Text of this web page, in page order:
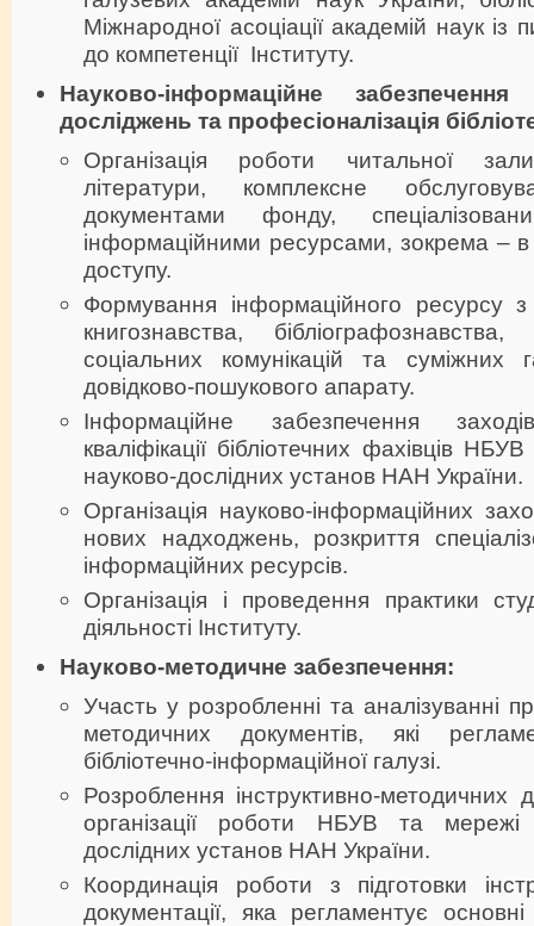
Міжнародної асоціації академій наук
до компетенції Інституту.
Науково-інформаційне забезпечення
досліджень та професіоналізація
Організація роботи читальної зали
літератури, комплексне
документами фонду,
інформаційними ресурсами, зокрема – в
доступу.
Формування інформаційного ресурсу з
книгознавства, бібліографознавства,
соціальних комунікацій та суміжних
довідково-пошукового апарату.
Інформаційне забезпечення
кваліфікації бібліотечних фахівців
науково-дослідних установ НАН України.
Організація науково-інформаційних
нових надходжень, розкриття
інформаційних ресурсів.
Організація і проведення практики
діяльності Інституту.
Науково-методичне забезпечення:
Участь у розробленні та аналізуванні
методичних документів, які
бібліотечно-інформаційної галузі.
Розроблення інструктивно-методичних
організації роботи НБУВ та мережі
дослідних установ НАН України.
Координація роботи з підготовки
документації, яка регламентує